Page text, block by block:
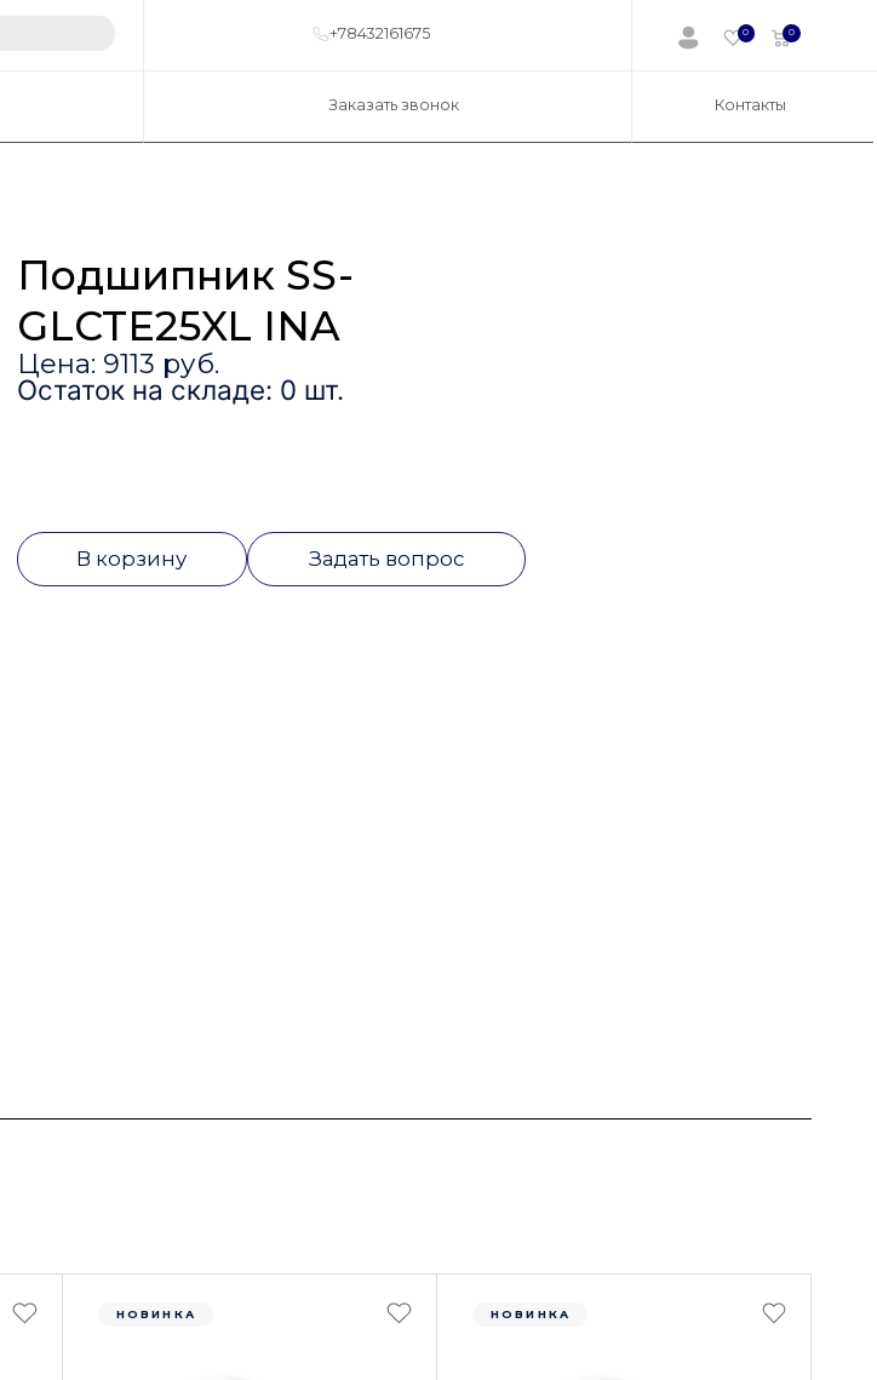
+78432161675 0 0
Заказать звонок Контакты
Подшипник SS-
GLCTE25XL INA
Цена: 9113 руб.
Остаток на складе: 0 шт.
В корзину Задать вопрос
НОВИНКА НОВИНКА